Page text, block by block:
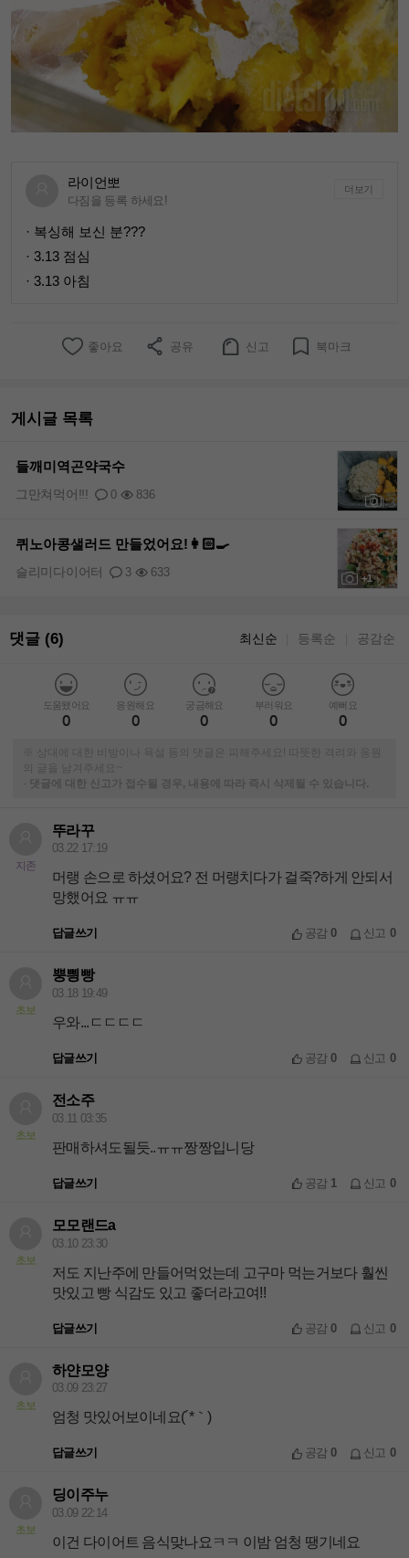
라이언뽀
다짐을 등록 하세요!
더보기
· 복싱해 보신 분???
· 3.13 점심
· 3.13 아침
좋아요 공유 신고 북마크
게시글 목록
들깨미역곤약국수
0 836
그만쳐먹어!!!
+1
퀴노아콩샐러드 만들었어요!👩🏻‍🍳
3 633
슬리미다이어터
댓글 (6) 최신순 등록순 공감순
도움됐어요
0
응원해요
0
궁금해요
0
부러워요
0
예뻐요
0
※ 상대에 대한 비방이나 욕설 등의 댓글은 피해주세요! 따뜻한 격려와 응원
의 글을 남겨주세요~
-
댓글에 대한 신고가 접수될 경우, 내용에 따라 즉시 삭제될 수 있습니다.
지존
뚜라꾸
03.22 17:19
머랭 손으로 하셨어요? 전 머랭치다가 걸죽?하게 안되서
망했어요 ㅠㅠ
답글쓰기 공감0 신고 0
초보
뿡삉빵
03.18 19:49
우와...ㄷㄷㄷㄷ
답글쓰기 공감0 신고 0
초보
전소주
03.11 03:35
판매하셔도될듯..ㅠㅠ짱짱입니당
답글쓰기 공감 1 신고 0
초보
모모랜드a
03.10 23:30
저도 지난주에 만들어먹었는데 고구마 먹는거보다 훨씬
맛있고 빵 식감도 있고 좋더라고여!!
답글쓰기 공감0 신고 0
초보
하얀모양
03.09 23:27
엄청 맛있어보이네요(´*｀)
답글쓰기 공감0 신고 0
초보
딩이주누
03.09 22:14
이건 다이어트 음식맞나요ㅋㅋ 이밤 엄청 땡기네요